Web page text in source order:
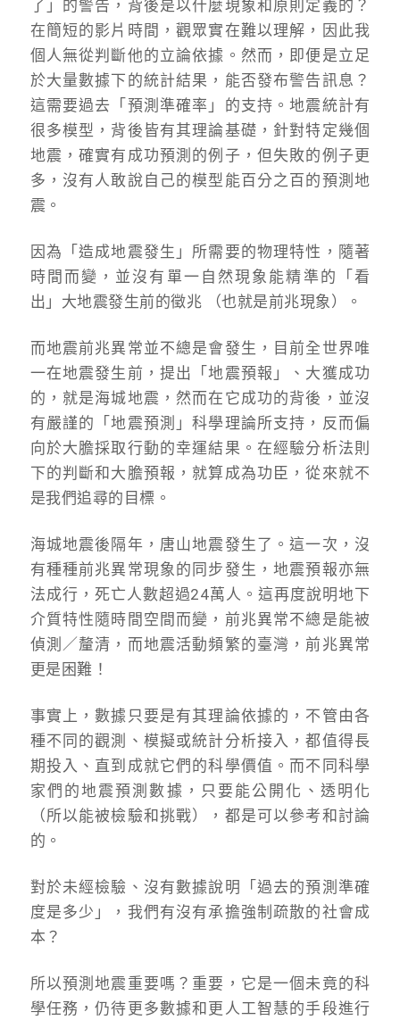
了」的警告，背後是以什麼現象和原則定義的？
在簡短的影片時間，觀眾實在難以理解，因此我
個人無從判斷他的立論依據。然而，即便是立足
於大量數據下的統計結果，能否發布警告訊息？
這需要過去「預測準確率」的支持。地震統計有
很多模型，背後皆有其理論基礎，針對特定幾個
地震，確實有成功預測的例子，但失敗的例子更
多，沒有人敢說自己的模型能百分之百的預測地
震。
因為「造成地震發生」所需要的物理特性，隨著
時間而變，並沒有單一自然現象能精準的「看
出」大地震發生前的徵兆 （也就是前兆現象）。
而地震前兆異常並不總是會發生，目前全世界唯
一在地震發生前，提出「地震預報」、大獲成功
的，就是海城地震，然而在它成功的背後，並沒
有嚴謹的「地震預測」科學理論所支持，反而偏
向於大膽採取行動的幸運結果。在經驗分析法則
下的判斷和大膽預報，就算成為功臣，從來就不
是我們追尋的目標。
海城地震後隔年，唐山地震發生了。這一次，沒
有種種前兆異常現象的同步發生，地震預報亦無
法成行，死亡人數超過24萬人。這再度說明地下
介質特性隨時間空間而變，前兆異常不總是能被
偵測／釐清，而地震活動頻繁的臺灣，前兆異常
更是困難！
事實上，數據只要是有其理論依據的，不管由各
種不同的觀測、模擬或統計分析接入，都值得長
期投入、直到成就它們的科學價值。而不同科學
家們的地震預測數據，只要能公開化、透明化
（所以能被檢驗和挑戰），都是可以參考和討論
的。
對於未經檢驗、沒有數據說明「過去的預測準確
度是多少」，我們有沒有承擔強制疏散的社會成
本？
所以預測地震重要嗎？重要，它是一個未竟的科
學任務，仍待更多數據和更人工智慧的手段進行